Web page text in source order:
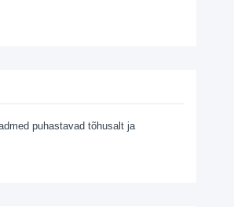
puhastavad tõhusalt ja